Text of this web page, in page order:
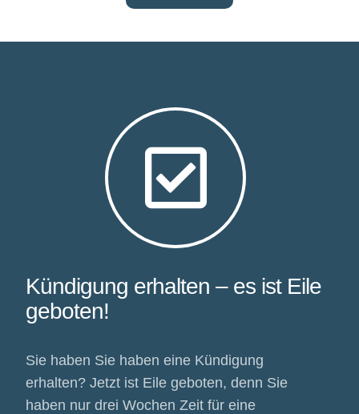
Kündigung erhalten – es ist Eile
geboten!
Sie haben Sie haben eine Kündigung
erhalten? Jetzt ist Eile geboten, denn Sie
haben nur drei Wochen Zeit für eine